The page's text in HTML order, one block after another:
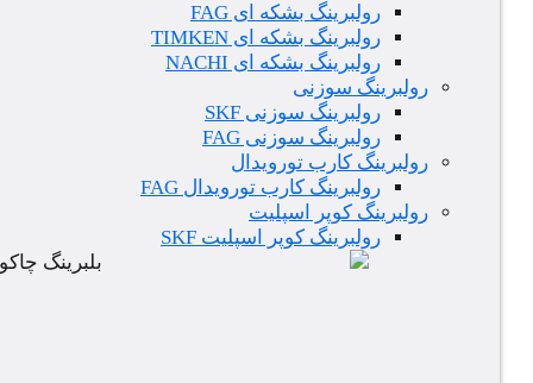
رولبرینگ بشکه ای FAG
رولبرینگ بشکه ای TIMKEN
رولبرینگ بشکه ای NACHI
رولبرینگ سوزنی
رولبرینگ سوزنی SKF
رولبرینگ سوزنی FAG
رولبرینگ کارب تورویدال
رولبرینگ کارب تورویدال FAG
رولبرینگ کوپر اسپلیت
رولبرینگ کوپر اسپلیت SKF